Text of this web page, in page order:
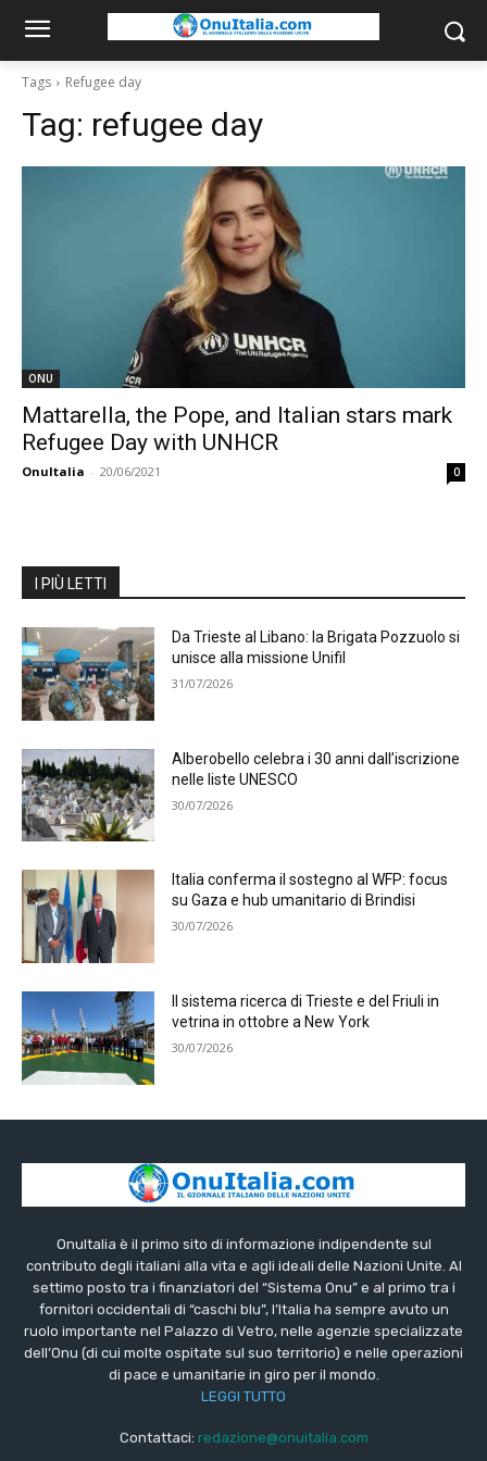
Tags Refugee day
Tag: refugee day
ONU
Mattarella, the Pope, and Italian stars mark
Refugee Day with UNHCR
OnuItalia - 20/06/2021 0
I PIÙ LETTI
Da Trieste al Libano: la Brigata Pozzuolo si
unisce alla missione Unifil
31/07/2026
Alberobello celebra i 30 anni dall’iscrizione
nelle liste UNESCO
30/07/2026
Italia conferma il sostegno al WFP: focus
su Gaza e hub umanitario di Brindisi
30/07/2026
Il sistema ricerca di Trieste e del Friuli in
vetrina in ottobre a New York
30/07/2026
OnuItalia è il primo sito di informazione indipendente sul
contributo degli italiani alla vita e agli ideali delle Nazioni Unite. Al
settimo posto tra i finanziatori del “Sistema Onu” e al primo tra i
fornitori occidentali di “caschi blu”, l’Italia ha sempre avuto un
ruolo importante nel Palazzo di Vetro, nelle agenzie specializzate
dell’Onu (di cui molte ospitate sul suo territorio) e nelle operazioni
di pace e umanitarie in giro per il mondo.
LEGGI TUTTO
Contattaci: redazione@onuitalia.com